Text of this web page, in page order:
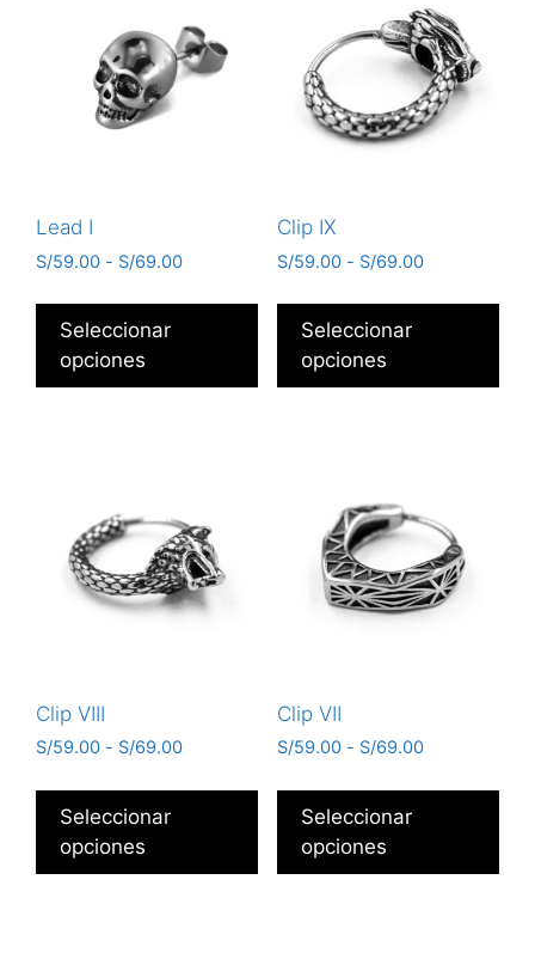
Lead I
S/59.00 - S/69.00
Seleccionar
opciones
Clip IX
S/59.00 - S/69.00
Seleccionar
opciones
Clip VIII
S/59.00 - S/69.00
Seleccionar
opciones
Clip VII
S/59.00 - S/69.00
Seleccionar
opciones